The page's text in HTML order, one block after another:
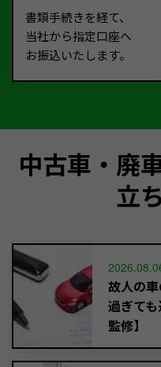
書類手続きを経て、
当社から指定口座へ
お振込いたします。
中古車・廃
立
故人の
過ぎて
監修】